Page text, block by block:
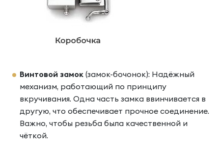
Винтовой замок (замок-бочонок): Надёжный
механизм, работающий по принципу
вкручивания. Одна часть замка ввинчивается в
другую, что обеспечивает прочное соединение.
Важно, чтобы резьба была качественной и
чёткой.